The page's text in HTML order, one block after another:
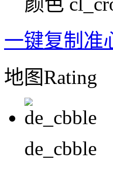
一键复制准
地图Rating
de_cbble